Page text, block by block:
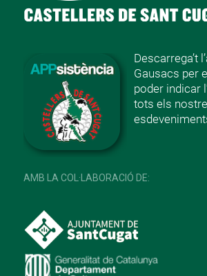
Descarrega’t
Gausacs per
poder indicar
tots els
AMB LA COL·LABORACIÓ DE: